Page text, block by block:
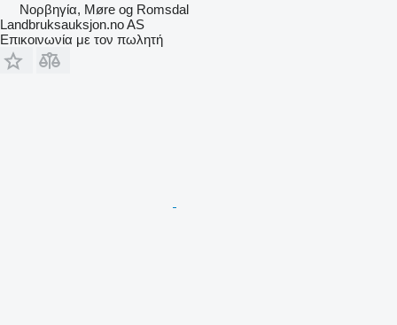
Νορβηγία, Møre og Romsdal
Landbruksauksjon.no AS
Επικοινωνία με τον πωλητή